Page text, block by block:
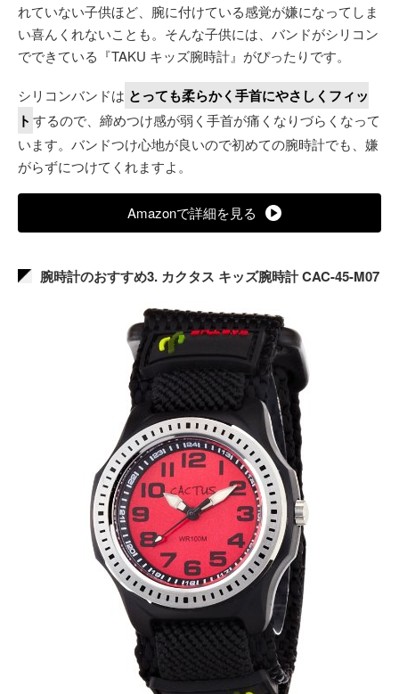
れていない子供ほど、腕に付けている感覚が嫌になってしま
い喜んくれないことも。そんな子供には、バンドがシリコン
でできている『TAKU キッズ腕時計』がぴったりです。
シリコンバンドは とっても柔らかく手首にやさしくフィッ
ト するので、締めつけ感が弱く手首が痛くなりづらくなって
います。バンドつけ心地が良いので初めての腕時計でも、嫌
がらずにつけてくれますよ。
Amazonで詳細を見る
腕時計のおすすめ3. カクタス キッズ腕時計 CAC-45-M07